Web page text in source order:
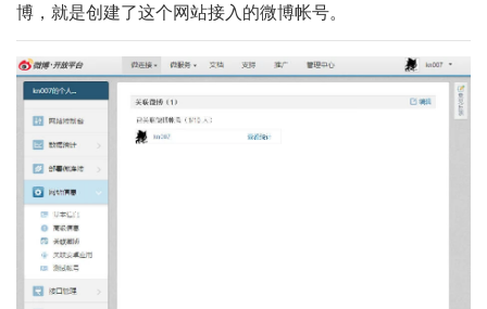
博，就是创建了这个网站接入的微博帐号。